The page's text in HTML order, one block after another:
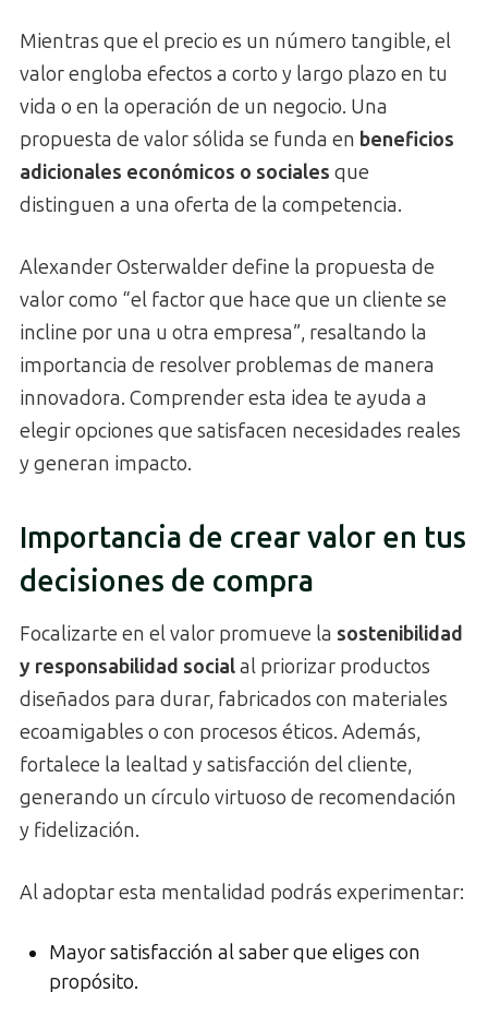
Mientras que el precio es un número tangible, el
valor engloba efectos a corto y largo plazo en tu
vida o en la operación de un negocio. Una
propuesta de valor sólida se funda en beneficios
adicionales económicos o sociales que
distinguen a una oferta de la competencia.
Alexander Osterwalder define la propuesta de
valor como “el factor que hace que un cliente se
incline por una u otra empresa”, resaltando la
importancia de resolver problemas de manera
innovadora. Comprender esta idea te ayuda a
elegir opciones que satisfacen necesidades reales
y generan impacto.
Importancia de crear valor en tus
decisiones de compra
Focalizarte en el valor promueve la sostenibilidad
y responsabilidad socialal priorizar productos
diseñados para durar, fabricados con materiales
ecoamigables o con procesos éticos. Además,
fortalece la lealtad y satisfacción del cliente,
generando un círculo virtuoso de recomendación
y fidelización.
Al adoptar esta mentalidad podrás experimentar:
Mayor satisfacción al saber que eliges con
propósito.